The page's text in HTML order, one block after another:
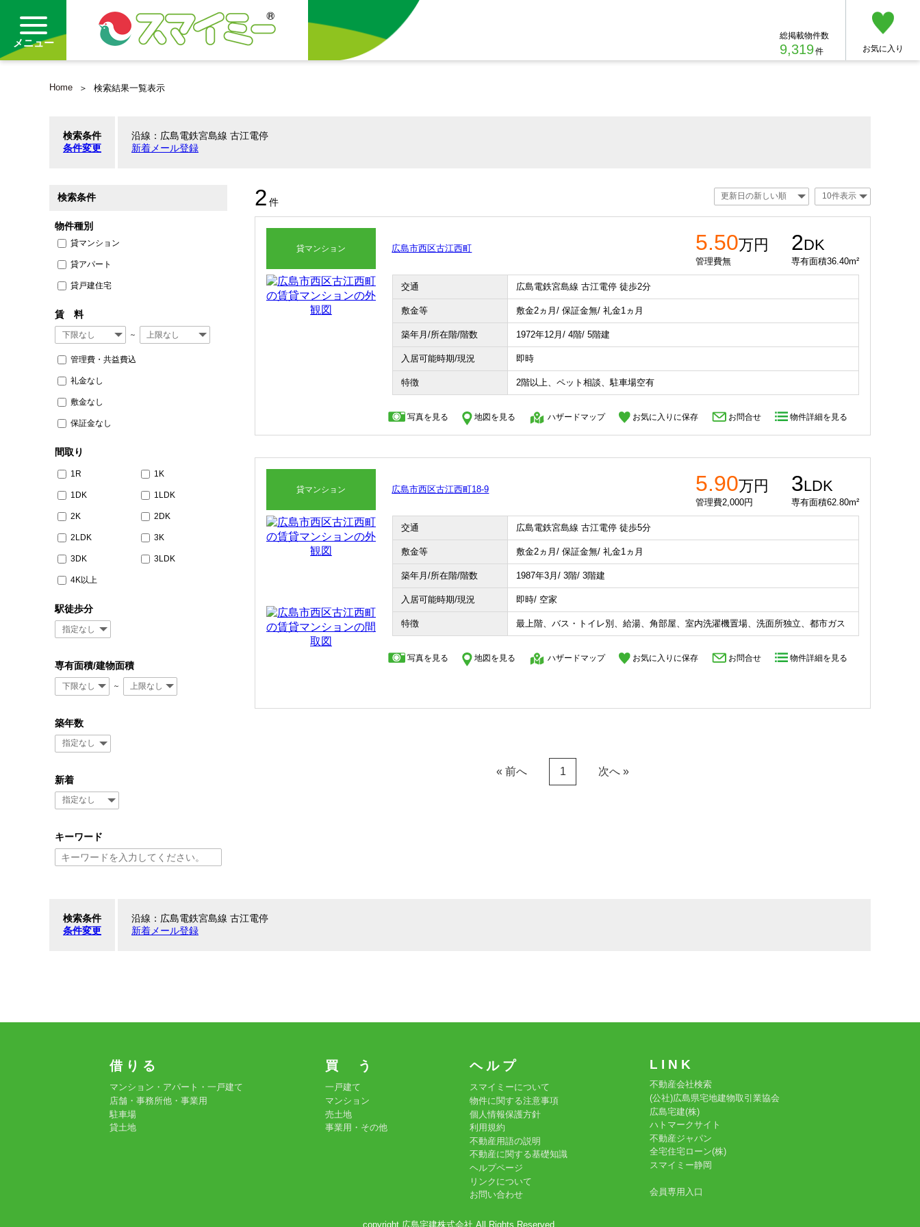
メニュー
総掲載物件数
9,319件 お気に入り
Home 検索結果一覧表示
検索条件
条件変更
沿線：広島電鉄宮島線 古江電停
新着メール登録
検索条件
物件種別
貸マンション
貸アパート
貸戸建住宅
賃 料
～
管理費・共益費込
礼金なし
敷金なし
保証金なし
間取り
1R 1K
1DK 1LDK
2K 2DK
2LDK 3K
3DK 3LDK
4K以上
駅徒歩分
専有面積/建物面積
～
築年数
新着
キーワード
2 件
貸マンション 広島市西区古江西町 5.50万円
管理費無
2DK
専有面積36.40m²
交通 広島電鉄宮島線 古江電停 徒歩2分
敷金等 敷金2ヵ月/ 保証金無/ 礼金1ヵ月
築年月/所在階/階数 1972年12月/ 4階/ 5階建
入居可能時期/現況 即時
特徴 2階以上、ペット相談、駐車場空有
写真を見る 地図を見る ハザードマップ お気に入りに保存 お問合せ 物件詳細を見る
貸マンション 広島市西区古江西町18-9 5.90万円
管理費2,000円
3LDK
専有面積62.80m²
交通 広島電鉄宮島線 古江電停 徒歩5分
敷金等 敷金2ヵ月/ 保証金無/ 礼金1ヵ月
築年月/所在階/階数 1987年3月/ 3階/ 3階建
入居可能時期/現況 即時/ 空家
特徴 最上階、バス・トイレ別、給湯、角部屋、室内洗濯機置場、洗面所独立、都市ガス
写真を見る 地図を見る ハザードマップ お気に入りに保存 お問合せ 物件詳細を見る
« 前へ 1 次へ »
検索条件
条件変更
沿線：広島電鉄宮島線 古江電停
新着メール登録
借 り る
マンション・アパート・一戸建て
店舗・事務所他・事業用
駐車場
貸土地
買 う
一戸建て
マンション
売土地
事業用・その他
ヘ ル プ
スマイミーについて
物件に関する注意事項
個人情報保護方針
利用規約
不動産用語の説明
不動産に関する基礎知識
ヘルプページ
リンクについて
お問い合わせ
L I N K
不動産会社検索
(公社)広島県宅地建物取引業協会
広島宅建(株)
ハトマークサイト
不動産ジャパン
全宅住宅ローン(株)
スマイミー静岡
会員専用入口
copyright 広島宅建株式会社 All Rights Reserved.